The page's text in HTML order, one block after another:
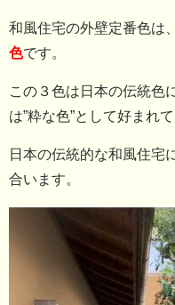
和風住宅の外壁定番色は、
色です。
この３色は日本の伝統色
は”粋な色”として好まれて
日本の伝統的な和風住宅
合います。